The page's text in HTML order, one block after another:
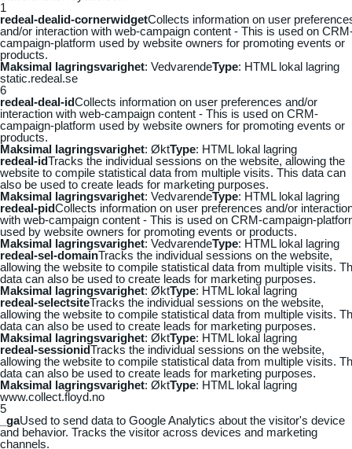
1
redeal-dealid-cornerwidgetCollects information on user
and/or interaction with web-campaign content - This is used on
campaign-platform used by website owners for promoting events or
products.
Maksimal lagringsvarighet: VedvarendeType: HTML lokal lagring
static.redeal.se
6
redeal-deal-idCollects information on user preferences and/or
interaction with web-campaign content - This is used on CRM-
campaign-platform used by website owners for promoting events or
products.
Maksimal lagringsvarighet: ØktType: HTML lokal lagring
redeal-idTracks the individual sessions on the website, allowing the
website to compile statistical data from multiple visits. This data can
also be used to create leads for marketing purposes.
Maksimal lagringsvarighet: VedvarendeType: HTML lokal lagring
redeal-pidCollects information on user preferences and/or
with web-campaign content - This is used on CRM-campaign-
used by website owners for promoting events or products.
Maksimal lagringsvarighet: VedvarendeType: HTML lokal lagring
redeal-sel-domainTracks the individual sessions on the website,
allowing the website to compile statistical data from multiple visits.
data can also be used to create leads for marketing purposes.
Maksimal lagringsvarighet: ØktType: HTML lokal lagring
redeal-selectsiteTracks the individual sessions on the website,
allowing the website to compile statistical data from multiple visits.
data can also be used to create leads for marketing purposes.
Maksimal lagringsvarighet: ØktType: HTML lokal lagring
redeal-sessionidTracks the individual sessions on the website,
allowing the website to compile statistical data from multiple visits.
data can also be used to create leads for marketing purposes.
Maksimal lagringsvarighet: ØktType: HTML lokal lagring
www.collect.floyd.no
5
_gaUsed to send data to Google Analytics about the visitor's device
and behavior. Tracks the visitor across devices and marketing
channels.